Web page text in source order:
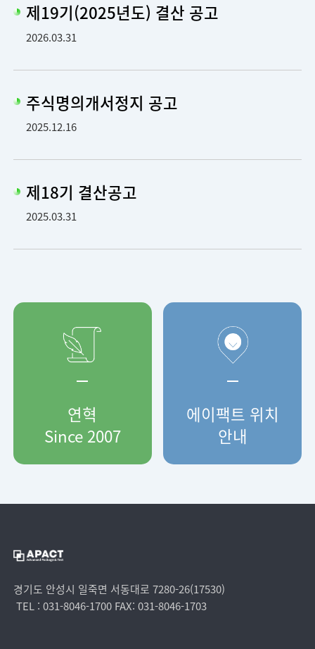
제19기(2025년도) 결산 공고
2026.03.31
주식명의개서정지 공고
2025.12.16
제18기 결산공고
2025.03.31
연혁
Since2007
에이팩트 위치
안내
경기도 안성시 일죽면 서동대로 7280-26(17530)
TEL : 031-8046-1700 FAX: 031-8046-1703